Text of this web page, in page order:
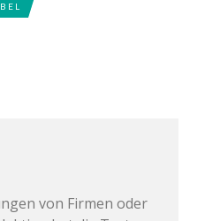
von Firmen oder